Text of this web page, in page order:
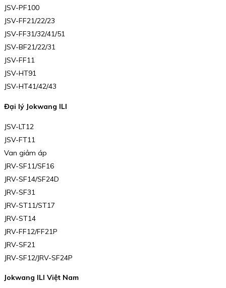
JSV-PF100
JSV-FF21/22/23
JSV-FF31/32/41/51
JSV-BF21/22/31
JSV-FF11
JSV-HT91
JSV-HT41/42/43
Đại lý Jokwang ILI
JSV-LT12
JSV-FT11
Van giảm áp
JRV-SF11/SF16
JRV-SF14/SF24D
JRV-SF31
JRV-ST11/ST17
JRV-ST14
JRV-FF12/FF21P
JRV-SF21
JRV-SF12/JRV-SF24P
Jokwang ILI Việt Nam